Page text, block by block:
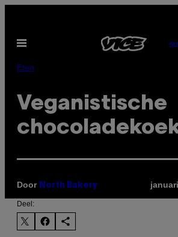
de
inhoud
Open
Eten
Veganistische
Door North Bakery
Deel: